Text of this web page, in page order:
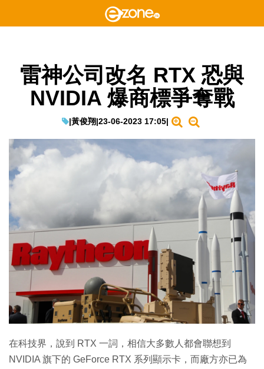
雷神公司改名 RTX 恐與
NVIDIA 爆商標爭奪戰
|黃俊翔|23-06-2023 17:05|
在科技界，說到 RTX 一詞，相信大多數人都會聯想到
NVIDIA 旗下的 GeForce RTX 系列顯示卡，而廠方亦已為